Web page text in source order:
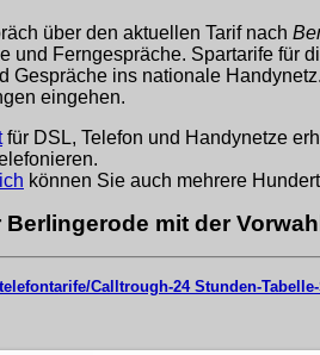
über den aktuellen Tarif nach
und Ferngespräche. Spartarife für
Gespräche ins nationale
eingehen.
für DSL, Telefon und Handynetze
können Sie auch mehrere
mit der
Calltrough-24 Stunden-